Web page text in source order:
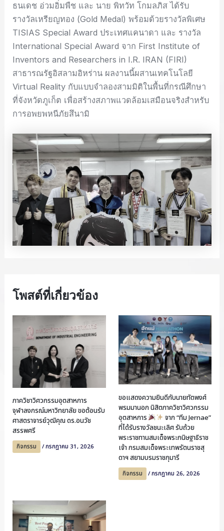
ธนเดช อ่วมอิ่มพืช และ นาย พิทวัท โกมลภิส ได้รับ
รางวัลเหรียญทอง (Gold Medal) พร้อมด้วยรางวัลพิเศษ
TISIAS Special Award ประเทศแคนาดา และ รางวัล
International Special Award จาก First Institute of
Inventors and Researchers in I.R. IRAN (FIRI)
สาธารณรัฐอิสลามอิหร่าน ผลงานนี้ผสานเทคโนโลยี
Virtual Reality กับแบบจำลองสามมิติในพื้นที่กรณีศึกษา
ที่จังหวัดภูเก็ต เพื่อสร้างสภาพแวดล้อมเสมือนจริงสำหรับ
การอพยพหนีภัยสึนามิ
โพสต์ที่เกี่ยวข้อง
ภาควิชาวิศวกรรมอุตสาหการ
จุฬาลงกรณ์มหาวิทยาลัย ขอต้อนรับ
ศาสตราจารย์วุฒิคุณ ดร.อนวัช
สรรพศรี
กิจกรรม /กรกฎาคม 31, 2026
ขอแสดงความยินดีกับนายทัตพงศ์
พรมมานอก นิสิตภาควิชาวิศวกรรม
อุตสาหการ
จาก “ทีม Jernae”
ที่ได้รับรางวัลชนะเลิศ รับถ้วย
พระราชทานสมเด็จพระกนิษฐาธิราช
เจ้า กรมสมเด็จพระเทพรัตนราชสุ
ดาฯ สยามบรมราชกุมารี
กิจกรรม /กรกฎาคม 26, 2026